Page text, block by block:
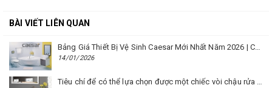
BÀI VIẾT LIÊN QUAN
Bảng Giá Thiết Bị Vệ Sinh Caesar Mới Nhất Năm 2026 | Cập Nhật Liên Tục Tại BM8.VN
14/01/2026
Tiêu chí để có thể lựa chọn được một chiếc vòi chậu rửa mặt Caesar phù hợp